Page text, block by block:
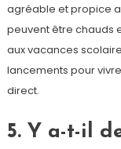
agréable et propice
peuvent être chauds
aux vacances
lancements pour
direct.
5. Y a-t-il